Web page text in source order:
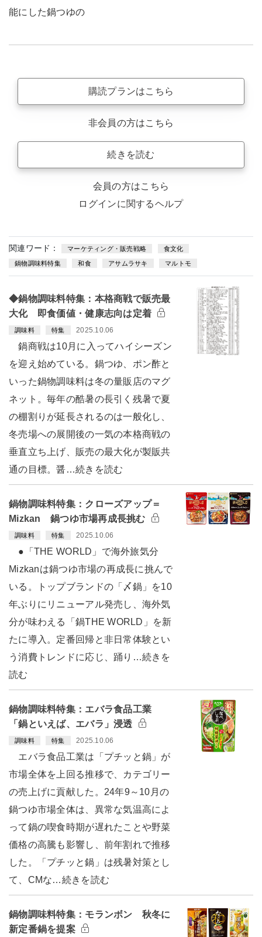
能にした鍋つゆの
購読プランはこちら
非会員の方はこちら
続きを読む
会員の方はこちら
ログインに関するヘルプ
関連ワード： マーケティング・販売戦略 食文化
鍋物調味料特集 和食 アサムラサキ マルトモ
◆鍋物調味料特集：本格商戦で販売最
大化 即食価値・健康志向は定着
調味料 特集 2025.10.06
鍋商戦は10月に入ってハイシーズン
を迎え始めている。鍋つゆ、ポン酢と
いった鍋物調味料は冬の量販店のマグ
ネット。毎年の酷暑の長引く残暑で夏
の棚割りが延長されるのは一般化し、
冬売場への展開後の一気の本格商戦の
垂直立ち上げ、販売の最大化が製販共
通の目標。醤…続きを読む
鍋物調味料特集：クローズアップ＝
Mizkan 鍋つゆ市場再成長挑む
調味料 特集 2025.10.06
●「THE WORLD」で海外旅気分
Mizkanは鍋つゆ市場の再成長に挑んで
いる。トップブランドの「〆鍋」を10
年ぶりにリニューアル発売し、海外気
分が味わえる「鍋THE WORLD」を新
たに導入。定番回帰と非日常体験とい
う消費トレンドに応じ、踊り…続きを
読む
鍋物調味料特集：エバラ食品工業
「鍋といえば、エバラ」浸透
調味料 特集 2025.10.06
エバラ食品工業は「プチッと鍋」が
市場全体を上回る推移で、カテゴリー
の売上げに貢献した。24年9～10月の
鍋つゆ市場全体は、異常な気温高によ
って鍋の喫食時期が遅れたことや野菜
価格の高騰も影響し、前年割れで推移
した。「プチッと鍋」は残暑対策とし
て、CMな…続きを読む
鍋物調味料特集：モランボン 秋冬に
新定番鍋を提案